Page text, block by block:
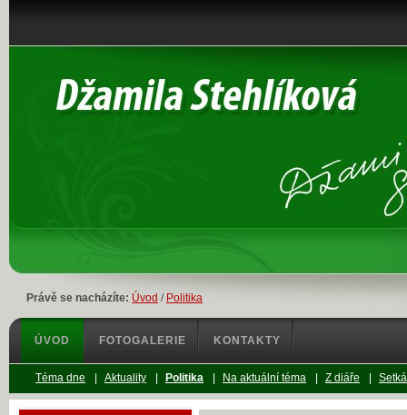
Právě se nacházíte: Úvod / Politika
ÚVOD FOTOGALERIE KONTAKTY
Téma dne Aktuality Politika Na aktuální téma Z diáře